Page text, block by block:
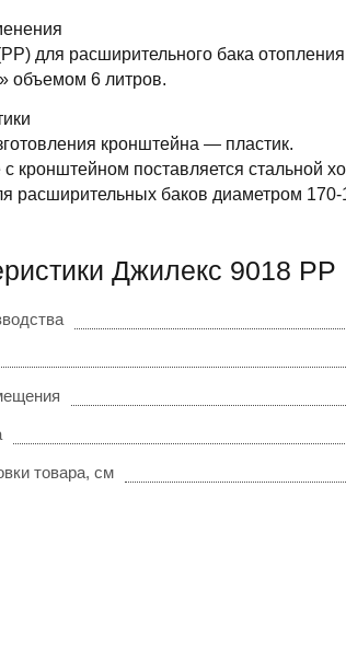
для расширительного бака
6 литров.
кронштейна — пластик.
с кронштейном поставляется стальной
расширительных баков диаметром
Джилекс 9018 РР
товара, см